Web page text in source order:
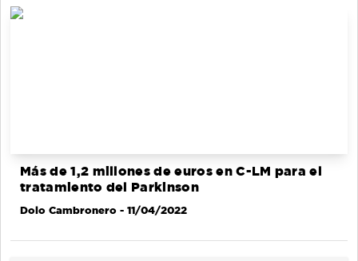
Más de 1,2 millones de euros en C-LM para el
tratamiento del Parkinson
Dolo Cambronero - 11/04/2022